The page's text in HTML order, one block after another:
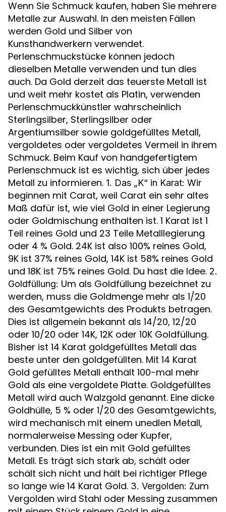
Wenn Sie Schmuck kaufen, haben Sie mehrere
Metalle zur Auswahl. In den meisten Fällen
werden Gold und Silber von
Kunsthandwerkern verwendet.
Perlenschmuckstücke können jedoch
dieselben Metalle verwenden und tun dies
auch. Da Gold derzeit das teuerste Metall ist
und weit mehr kostet als Platin, verwenden
Perlenschmuckkünstler wahrscheinlich
Sterlingsilber, Sterlingsilber oder
Argentiumsilber sowie goldgefülltes Metall,
vergoldetes oder vergoldetes Vermeil in ihrem
Schmuck. Beim Kauf von handgefertigtem
Perlenschmuck ist es wichtig, sich über jedes
Metall zu informieren. 1. Das „K“ in Karat: Wir
beginnen mit Carat, weil Carat ein sehr altes
Maß dafür ist, wie viel Gold in einer Legierung
oder Goldmischung enthalten ist. 1 Karat ist 1
Teil reines Gold und 23 Teile Metalllegierung
oder 4 % Gold. 24K ist also 100% reines Gold,
9K ist 37% reines Gold, 14K ist 58% reines Gold
und 18K ist 75% reines Gold. Du hast die Idee. 2.
Goldfüllung: Um als Goldfüllung bezeichnet zu
werden, muss die Goldmenge mehr als 1/20
des Gesamtgewichts des Produkts betragen.
Dies ist allgemein bekannt als 14/20, 12/20
oder 10/20 oder 14K, 12K oder 10K Goldfüllung.
Bisher ist 14 Karat goldgefülltes Metall das
beste unter den goldgefüllten. Mit 14 Karat
Gold gefülltes Metall enthält 100-mal mehr
Gold als eine vergoldete Platte. Goldgefülltes
Metall wird auch Walzgold genannt. Eine dicke
Goldhülle, 5 % oder 1/20 des Gesamtgewichts,
wird mechanisch mit einem unedlen Metall,
normalerweise Messing oder Kupfer,
verbunden. Dies ist ein mit Gold gefülltes
Metall. Es trägt sich stark ab, schält oder
schält sich nicht und hält bei richtiger Pflege
so lange wie 14 Karat Gold. 3. Vergolden: Zum
Vergolden wird Stahl oder Messing zusammen